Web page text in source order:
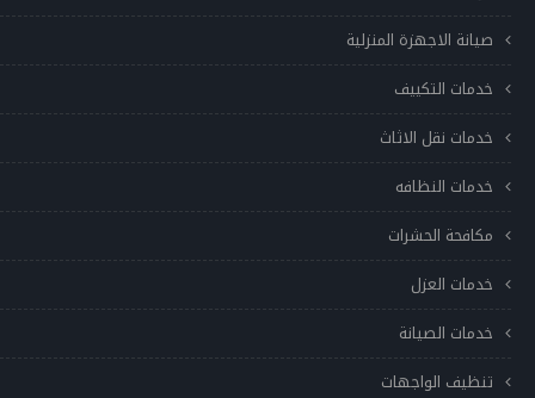
صيانة الاجهزة المنزلية
خدمات التكييف
خدمات نقل الاثاث
خدمات النظافه
مكافحة الحشرات
خدمات العزل
خدمات الصيانة
تنظيف الواجهات